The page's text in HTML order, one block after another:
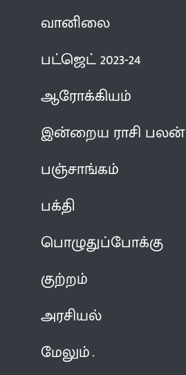
வானிலை
பட்ஜெட் 2023-24
ஆரோக்கியம்
இன்றைய ராசி பலன்
பஞ்சாங்கம்
பக்தி
பொழுதுப்போக்கு
குற்றம்
அரசியல்
மேலும்